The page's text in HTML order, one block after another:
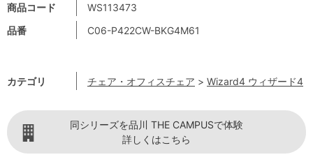
商品コード
WS113473
品番
C06-P422CW-BKG4M61
カテゴリ チェア・オフィスチェア > Wizard4 ウィザード4
同シリーズを品川 THE CAMPUSで体験
詳しくはこちら